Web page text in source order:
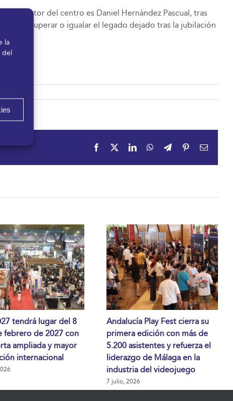
la
del
director del centro es Daniel Hernández Pascual, tras
de superar o igualar el legado dejado tras la jubilación
Facebook LinkedInWhatsApp
TelegramPinterestCorreo
tendrá lugar del 8
febrero de 2027 con
ampliada y mayor
internacional
Andalucía Play Fest cierra su
primera edición con más de
5.200 asistentes y refuerza el
liderazgo de Málaga en la
industria del videojuego
7 julio, 2026